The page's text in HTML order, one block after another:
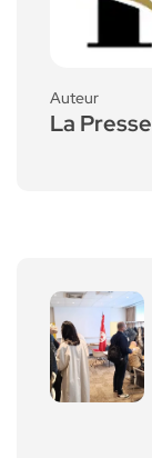
Auteur
La Presse